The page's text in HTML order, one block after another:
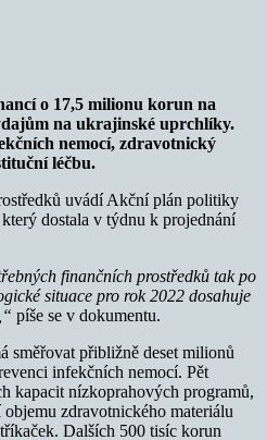
o 17,5 milionu korun na
na ukrajinské uprchlíky.
nemocí, zdravotnický
léčbu.
uvádí Akční plán politiky
dostala v týdnu k projednání
finančních prostředků tak po
situace pro rok 2022 dosahuje
píše se v dokumentu.
směřovat přibližně deset milionů
infekčních nemocí. Pět
kapacit nízkoprahových programů,
zdravotnického materiálu
Dalších 500 tisíc korun